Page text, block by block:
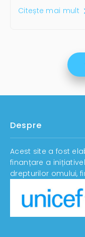
Citește mai mult
Despre
Acest site a fost
finanțare a
drepturilor omului,